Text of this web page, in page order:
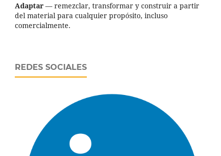
Adaptar — remezclar, transformar y construir a partir
del material para cualquier propósito, incluso
comercialmente.
REDES SOCIALES